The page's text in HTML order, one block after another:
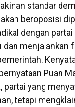
standar
beroposisi
dengan
dan menjalankan
Puan
partai yang
tetapi